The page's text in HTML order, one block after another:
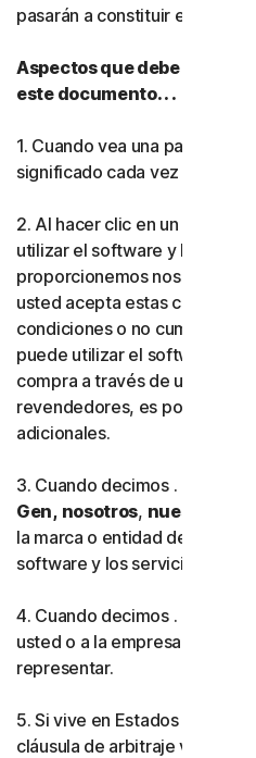
pasarán a constituir el
Aspectos que debe tener
este documento. . .
1. Cuando vea una palabra en
significado cada vez que se
2. Al hacer clic en un botón
utilizar el software y los
proporcionemos nosotros o
usted acepta estas
condiciones o no cumple las
puede utilizar el software ni
compra a través de uno de
revendedores, es posible que
adicionales.
3. Cuando decimos . .
Gen, nosotros, nuestro
la marca o entidad de Gen
software y los servicios en su
4. Cuando decimos . .
usted o a la empresa o
representar.
5. Si vive en Estados Unidos,
cláusula de arbitraje